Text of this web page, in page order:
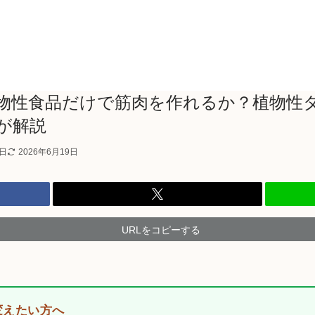
性食品だけで筋肉を作れるか？植物性
解説
2026年6月19日
URLをコピーする
たい方へ